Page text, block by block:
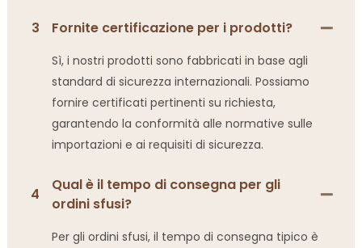
3 Fornite certificazione per i prodotti?
Sì, i nostri prodotti sono fabbricati in base agli
standard di sicurezza internazionali. Possiamo
fornire certificati pertinenti su richiesta,
garantendo la conformità alle normative sulle
importazioni e ai requisiti di sicurezza.
4
Qual è il tempo di consegna per gli
ordini sfusi?
Per gli ordini sfusi, il tempo di consegna tipico è